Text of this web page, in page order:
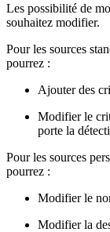
Les possibilité de
souhaitez modifier.
Pour les sources
pourrez :
Ajouter des
Modifier le
porte la
Pour les sources
pourrez :
Modifier le
Modifier la